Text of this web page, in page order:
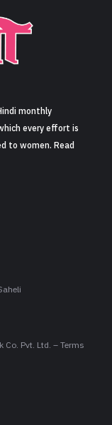
ये सबक (Teenagers
वो मौका ही क्यों
में बता रहे हैं जिनको
ज़िंदगी को एक किनारे
करने की बजाय क्लास
बहुत कुछ. इन सभी
पर पड़ता है, बल्कि सेहत
हो सकती है.